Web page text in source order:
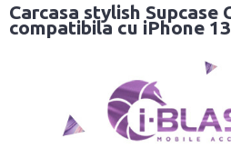
Carcasa stylish Supcase
compatibila cu iPhone